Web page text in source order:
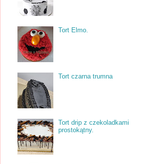
Tort Elmo.
Tort czarna trumna
Tort drip z czekoladkami
prostokątny.